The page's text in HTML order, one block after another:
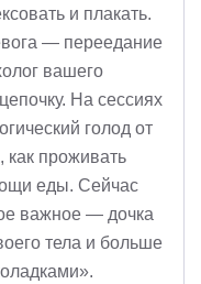
и плакать.
— переедание
вашего
На сессиях
голод от
как проживать
еды. Сейчас
важное — дочка
тела и больше